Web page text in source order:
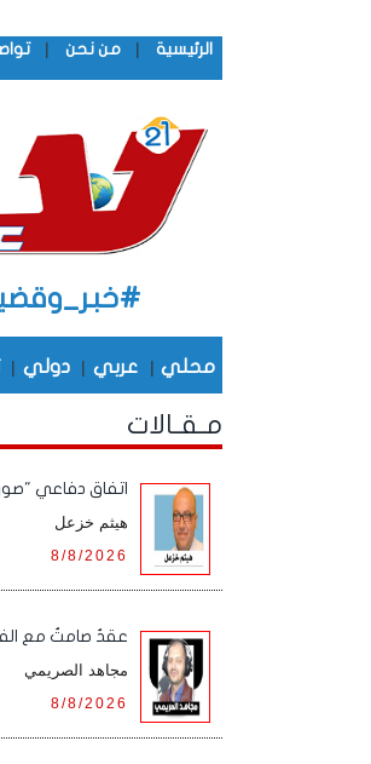
الرئيسية | من نحن |
محلي | عربي | دولي |
مـقـالات
اتفاق دفاعي
هيثم خزعل
8/8/2026
عقدٌ صامتٌ مع
مجاهد الصريمي
8/8/2026